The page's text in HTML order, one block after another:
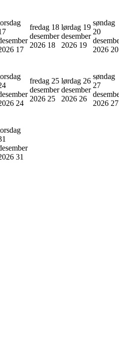
17
fredag 18
desember
2026 18
lørdag 19
desember
2026 19
søndag
20
2026 20
24
fredag 25
desember
2026 25
lørdag 26
desember
2026 26
søndag
27
2026 27
31